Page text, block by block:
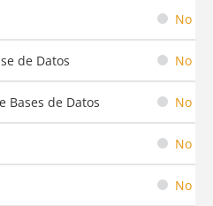
No
de Datos No
Bases de Datos No
No
No